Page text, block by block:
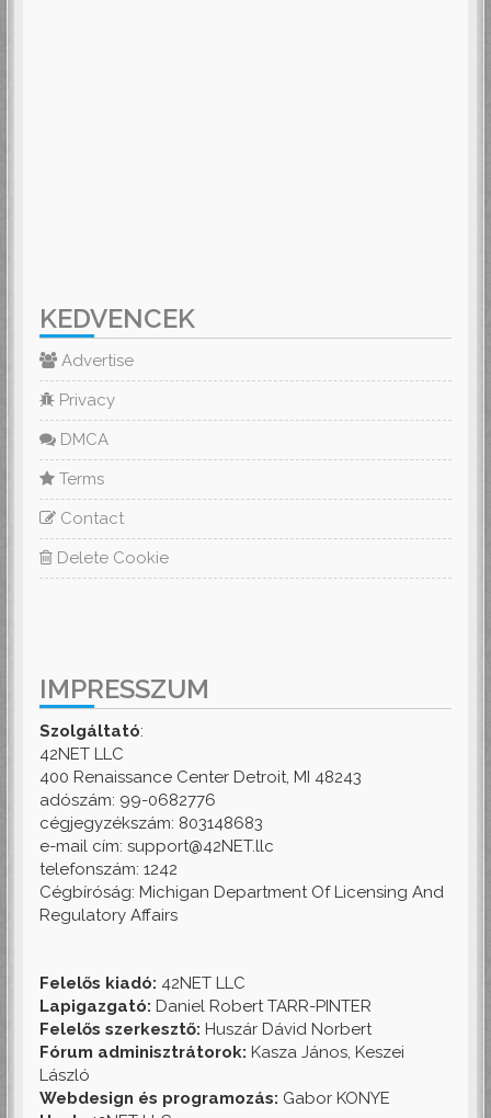
KEDVENCEK
Advertise
Privacy
DMCA
Terms
Contact
Delete Cookie
IMPRESSZUM
Szolgáltató:
42NET LLC
400 Renaissance Center Detroit, MI 48243
adószám: 99-0682776
cégjegyzékszám: 803148683
e-mail cím: support@42NET.llc
telefonszám: 1242
Cégbíróság: Michigan Department Of Licensing And
Regulatory Affairs
Felelős kiadó: 42NET LLC
Lapigazgató: Daniel Robert TARR-PINTER
Felelős szerkesztő: Huszár Dávid Norbert
Fórum adminisztrátorok: Kasza János, Keszei
László
Webdesign és programozás: Gabor KONYE